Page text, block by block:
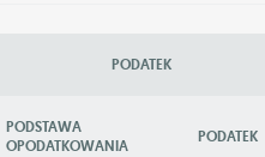
PODATEK
PODSTAWA
OPODATKOWANIA
PODATEK